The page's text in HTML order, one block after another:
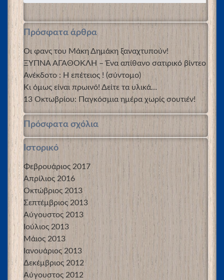
Πρόσφατα άρθρα
Οι φανς του Μάκη Δημάκη ξαναχτυπούν!
ΞΥΠΝΑ ΑΓΑΘΟΚΛΗ – Ένα απίθανο σατιρικό βίντεο
Ανέκδοτο : Η επέτειος ! (σύντομο)
Κι όμως είναι πρωινό! Δείτε τα υλικά…
13 Οκτωβρίου: Παγκόσμια ημέρα χωρίς σουτιέν!
Πρόσφατα σχόλια
Ιστορικό
Φεβρουάριος 2017
Απρίλιος 2016
Οκτώβριος 2013
Σεπτέμβριος 2013
Αύγουστος 2013
Ιούλιος 2013
Μάιος 2013
Ιανουάριος 2013
Δεκέμβριος 2012
Αύγουστος 2012